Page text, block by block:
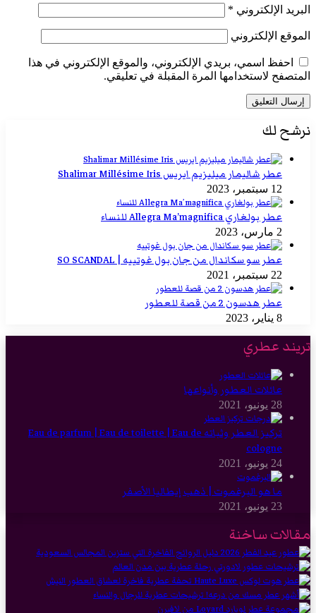
البريد الإلكتروني *
الموقع الإلكتروني
احفظ اسمي، بريدي الإلكتروني، والموقع الإلكتروني في هذا
المتصفح لاستخدامها المرة المقبلة في تعليقي.
نرشح لك
عطر شاليمار ميليزيم ايريس Shalimar Millésime Iris
12 سبتمبر، 2023
عطر بولغاري Allegra Ma’magnifica للنساء
2 مارس، 2023
عطر سو سكاندال من جان بول غوتييه | SO SCANDAL
22 سبتمبر، 2021
عطر هدسون 2 من قصة للعطور
8 يناير، 2023
تريند عطري
عائلات العطور وأنواعها
28 يونيو، 2021
تركيز العطر وثباته Eau de parfum | Eau de toilette | Eau de
cologne
24 يونيو، 2021
ما هو البرغموت | ذهب إيطاليا الأصفر
23 يونيو، 2021
مقالات ساخنة